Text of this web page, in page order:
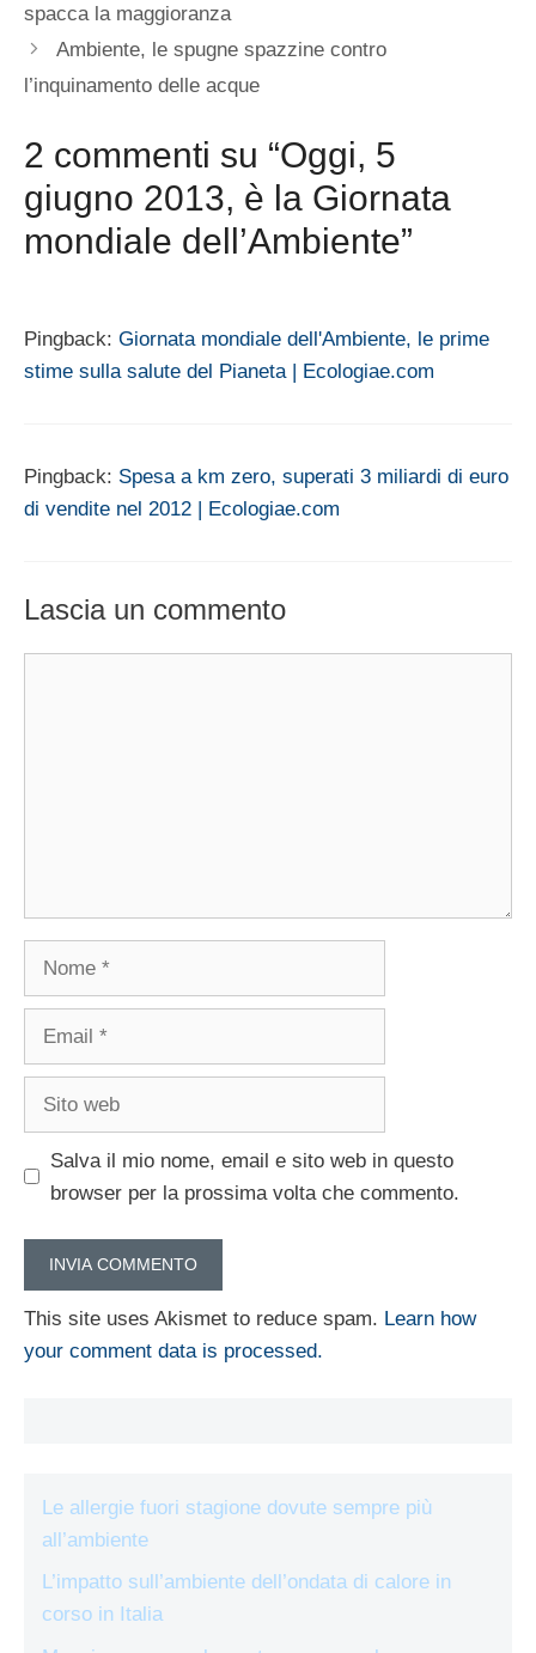
spacca la maggioranza
Ambiente, le spugne spazzine contro
l’inquinamento delle acque
2 commenti su “Oggi, 5
giugno 2013, è la Giornata
mondiale dell’Ambiente”
Pingback: Giornata mondiale dell'Ambiente, le prime
stime sulla salute del Pianeta | Ecologiae.com
Pingback: Spesa a km zero, superati 3 miliardi di euro
di vendite nel 2012 | Ecologiae.com
Lascia un commento
Salva il mio nome, email e sito web in questo
browser per la prossima volta che commento.
This site uses Akismet to reduce spam. Learn how
your comment data is processed.
Le allergie fuori stagione dovute sempre più
all’ambiente
L’impatto sull’ambiente dell’ondata di calore in
corso in Italia